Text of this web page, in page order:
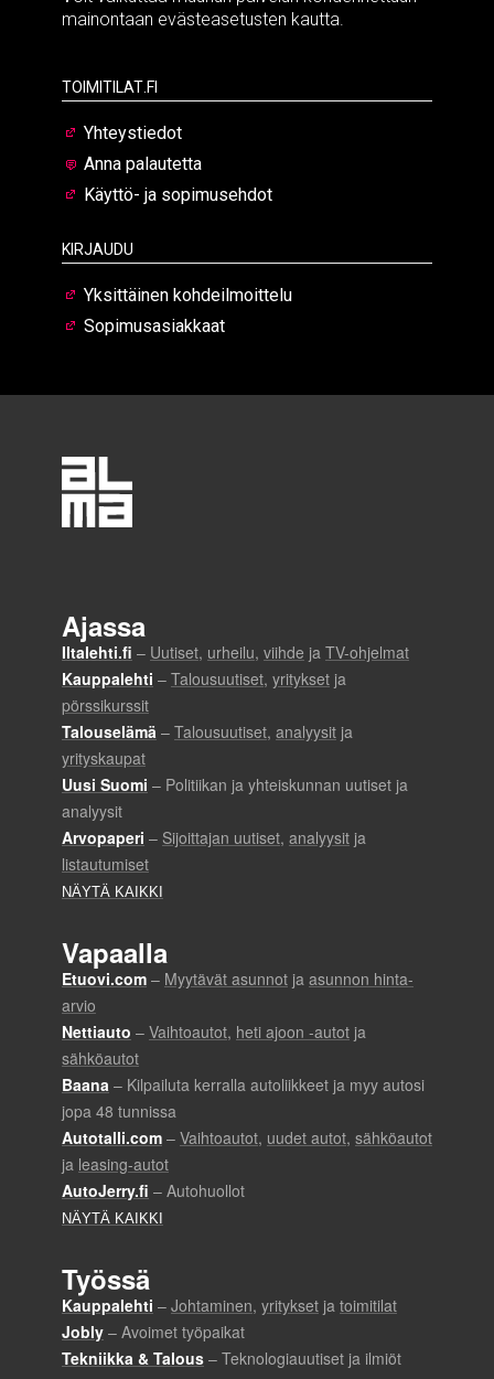
mainontaan evästeasetusten kautta.
Toimitilat.fi
Yhteystiedot
Anna palautetta
Käyttö- ja sopimusehdot
Kirjaudu
Yksittäinen kohdeilmoittelu
Sopimusasiakkaat